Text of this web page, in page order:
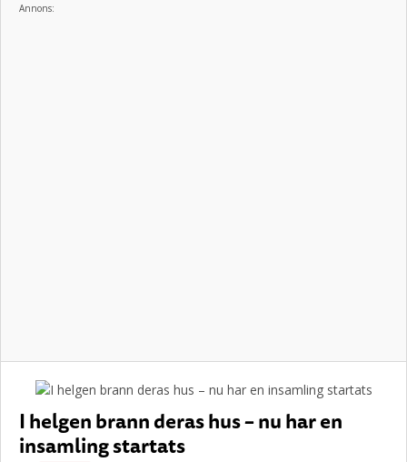
Annons:
I helgen brann deras hus – nu har en
insamling startats